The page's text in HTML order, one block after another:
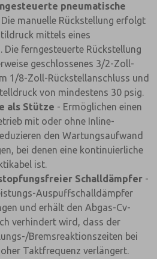
pneumatische
Die manuelle Rückstellung erfolgt
mittels eines
ferngesteuerte Rückstellung
geschlossenes 3/2-Zoll-
1/8-Zoll-Rückstellanschluss und
von mindestens 30 psig.
als Stütze - Ermöglichen einen
mit oder ohne Inline-
den Wartungsaufwand
bei denen eine kontinuierliche
ist.
Schalldämpfer -
Auspuffschalldämpfer
und erhält den Abgas-Cv-
verhindert wird, dass der
Bremsreaktionszeiten bei
Taktfrequenz verlängert.